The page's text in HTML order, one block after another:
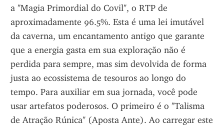
a "Magia Primordial do Covil", o RTP de
aproximadamente 96.5%. Esta é uma lei imutável
da caverna, um encantamento antigo que garante
que a energia gasta em sua exploração não é
perdida para sempre, mas sim devolvida de forma
justa ao ecossistema de tesouros ao longo do
tempo. Para auxiliar em sua jornada, você pode
usar artefatos poderosos. O primeiro é o "Talisma
de Atração Rúnica" (Aposta Ante). Ao carregar este